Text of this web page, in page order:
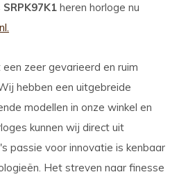
heren horloge nu
zeer gevarieerd en ruim
hebben een uitgebreide
modellen in onze winkel en
kunnen wij direct uit
passie voor innovatie is kenbaar
Het streven naar finesse